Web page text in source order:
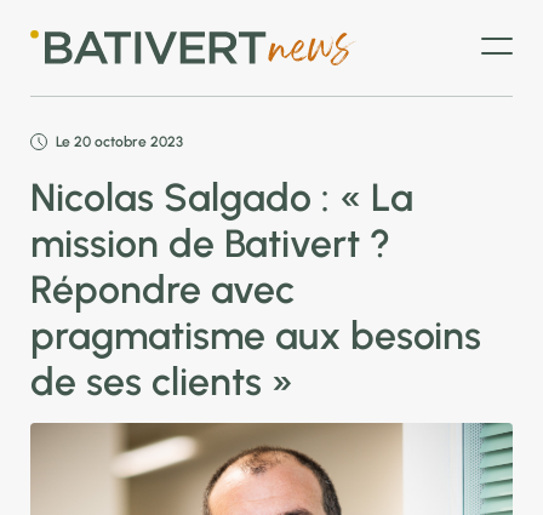
Le 20 octobre 2023
Nicolas Salgado : « La
mission de Bativert ?
Répondre avec
pragmatisme aux besoins
de ses clients »